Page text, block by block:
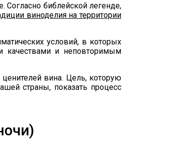
Согласно библейской легенде,
виноделия на территории
условий, в которых
качествами и неповторимым
вина. Цель, которую
страны, показать процесс